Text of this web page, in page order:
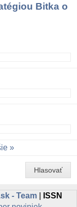
Bitka o
Hlasovať
- Team|
ISSN